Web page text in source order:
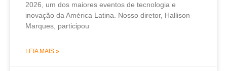
2026, um dos maiores eventos de tecnologia e
inovação da América Latina. Nosso diretor, Hallison
Marques, participou
LEIA MAIS »